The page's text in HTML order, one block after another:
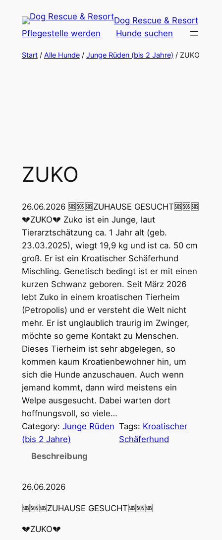
Inhalt
springen
Dog Rescue & Resort
Pflegestelle werden
Hunde suchen
Start/ Alle Hunde/ Junge Rüden (bis 2 Jahre) / ZUKO
ZUKO
26.06.2026 🆘🆘🆘ZUHAUSE GESUCHT🆘🆘🆘
💔ZUKO💔 Zuko ist ein Junge, laut
Tierarztschätzung ca. 1 Jahr alt (geb.
23.03.2025), wiegt 19,9 kg und ist ca. 50 cm
groß. Er ist ein Kroatischer Schäferhund
Mischling. Genetisch bedingt ist er mit einen
kurzen Schwanz geboren. Seit März 2026
lebt Zuko in einem kroatischen Tierheim
(Petropolis) und er versteht die Welt nicht
mehr. Er ist unglaublich traurig im Zwinger,
möchte so gerne Kontakt zu Menschen.
Dieses Tierheim ist sehr abgelegen, so
kommen kaum Kroatienbewohner hin, um
sich die Hunde anzuschauen. Auch wenn
jemand kommt, dann wird meistens ein
Welpe ausgesucht. Dabei warten dort
hoffnungsvoll, so viele…
Category: Junge Rüden
(bis 2 Jahre)
Tags: Kroatischer
Schäferhund
Beschreibung
26.06.2026
🆘🆘🆘ZUHAUSE GESUCHT🆘🆘🆘
💔ZUKO💔